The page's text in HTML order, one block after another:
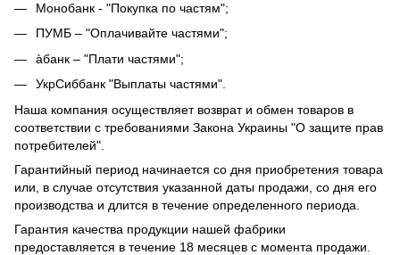
Монобанк - "Покупка по частям";
ПУМБ – "Оплачивайте частями";
àбанк – "Плати частями";
УкрСиббанк "Выплаты частями".
Наша компания осуществляет возврат и обмен товаров в
соответствии с требованиями Закона Украины "О защите прав
потребителей".
Гарантийный период начинается со дня приобретения товара
или, в случае отсутствия указанной даты продажи, со дня его
производства и длится в течение определенного периода.
Гарантия качества продукции нашей фабрики
предоставляется в течение 18 месяцев с момента продажи.